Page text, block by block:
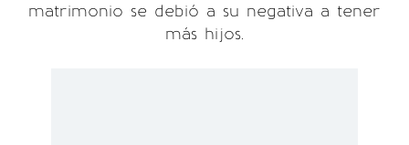
matrimonio se debió a su negativa a tener
más hijos.